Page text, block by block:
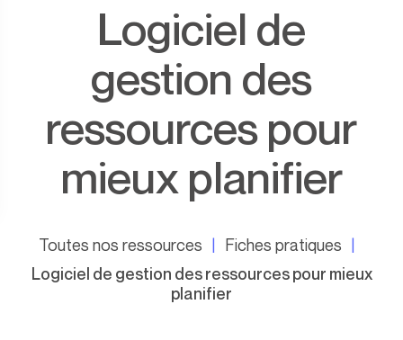
Logiciel de
gestion des
ressources pour
mieux planifier
Toutes nos ressources
Fiches pratiques
Logiciel de gestion des ressources pour mieux
planifier